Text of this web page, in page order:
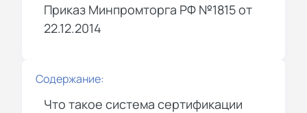
Приказ Минпромторга РФ №1815 от
22.12.2014
Содержание:
Что такое система сертификации